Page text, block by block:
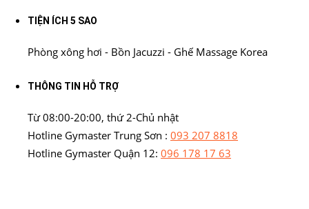
TIỆN ÍCH 5 SAO
Phòng xông hơi - Bồn Jacuzzi - Ghế Massage Korea
THÔNG TIN HỖ TRỢ
Từ 08:00-20:00, thứ 2-Chủ nhật
Hotline Gymaster Trung Sơn : 093 207 8818
Hotline Gymaster Quận 12: 096 178 17 63